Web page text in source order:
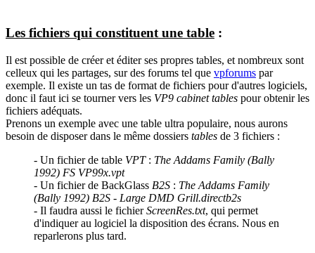
Les fichiers qui constituent une table :
Il est possible de créer et éditer ses propres tables, et nombreux sont
celleux qui les partages, sur des forums tel que vpforums par
exemple. Il existe un tas de format de fichiers pour d'autres logiciels,
donc il faut ici se tourner vers les VP9 cabinet tables pour obtenir les
fichiers adéquats.
Prenons un exemple avec une table ultra populaire, nous aurons
besoin de disposer dans le même dossiers tables de 3 fichiers :
- Un fichier de table VPT: The Addams Family (Bally
1992) FS VP99x.vpt
- Un fichier de BackGlass B2S : The Addams Family
(Bally 1992) B2S - Large DMD Grill.directb2s
- Il faudra aussi le fichierScreenRes.txt, qui permet
d'indiquer au logiciel la disposition des écrans. Nous en
reparlerons plus tard.